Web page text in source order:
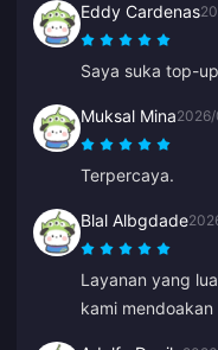
Eddy Cardenas
Saya suka top-
Muksal Mina
Terpercaya.
Blal Albgdade
Layanan yang
kami